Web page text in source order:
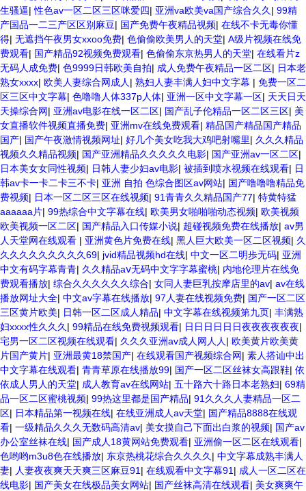
生骚逼|性色av一区二区三区咪爱四| 亚洲va欧美va国产综合久久 | 99精
产国品一二三产区区别麻豆| 国产免费午夜精品视频| 在线不卡无毒你懂
得| 无遮挡午夜男女xxoo免费| 色偷偷欧美男人的天堂| A级片视频在线免
费观看| 国产精品92视频免费观看| 色偷偷东京热男人的天堂| 在线看片z
无码人成免费| 色9999日韩欧美自拍| 成人免费午夜精品一区二区| 日本老
熟女xxxx| 欧美人妻综合网成人 | 熟妇人妻丰满人妇中文字幕 | 免费一区二
区三区中文字幕| 色噜噜人体337p人体| 亚洲一区中文字幕一区| 天天日天
天操综合网| 亚洲av电影在线一区二区| 国产乱子伦精品一区二区三区| 美
女直播软件视频直播免费| 亚洲mv在线免费观看| 精品国产精品国产精品
国产| 国产午夜激情视频网址| 好几个美女吃我大鸡吧射嘴里| 久久久精品
视频久久精品视频| 国产亚洲精品久久久久久电影| 国产亚洲av一区二区|
日本美女女同性视频| 日韩人妻少妇av电影| 被插到喷水视频在线观看| 日
韩av卡一卡二卡三不卡| 亚洲 自拍 色综合图区av网站| 国产噜噜噜精品免
费视频| 日本一区二区三区在线视频| 91青青久久精品国产77| 特黄特猛
aaaaaa片| 99热综合中文字幕在线| 欧美男女啪啪啪动态视频| 欧美视频
欧美视频一区二区| 国产精品入口传媒小说| 超碰视频免费在线播放| av男
人天堂网在线观看 | 亚洲黄色片免费在线| 黑人巨大欧美一区二区视频| 久
久久久久久久久久久69| jvid精品视频hd在线| 中文一区二明歩无码| 亚洲
中文有码字幕青青| 久久精品aⅴ无码中文字字幕蜜桃| 内地伦理片在线免
费观看播放| 综合久久久久久久综合| 女同人妻巨乳按摩店里的av| av在线
播放网址大全| 中文av字幕在线播放| 97人妻在线视频免费| 国产一区二区
三区黄片欧美| 日韩一区二区成人精品| 中文字幕在线视频第九页| 丰满熟
妇xxxx性久久久 | 99精品在线免费视频观看| 日日日日日日夜夜夜夜夜夜|
宅男一区二区视频在线观看| 久久久亚洲av成人网人人 | 欧美黄片欧美黄
片国产黄片| 亚洲最黄18禁国产| 在线观看国产视频综合网| 素人搭讪中出
中文字幕在线观看| 青青草原在线播放99| 国产一区二区丝袜女高跟鞋| 依
依成人男人的天堂| 成人教育av在线网站| 五十路六十路日本老熟妇| 69精
品一区二区蜜桃视频| 99热这里都是国产精品| 91久久久人妻精品一区二
区| 日本精品第一视频在线| 在线亚洲成人av天堂| 国产精品8888在线观
看| 一级精品久久久无数码高清av| 美女摸自己下面出白浆的视频| 国产av
办公室丝袜在线| 国产成人18黄网站免费观看| 亚洲偷一区二区在线观看|
色哟哟m3u8色在线播放| 东京热桃花综合久久久久 | 中文字幕成熟丰满人
妻| 人妻夜夜爽天天爽三区麻豆91 | 在线观看中文字幕91 | 成人一区二区在
线电影| 国产美女在线极品美女网站| 国产丝袜高清在线观看| 美女爽爽午